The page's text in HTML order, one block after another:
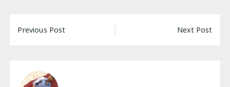
Post
Previous Post Next Post